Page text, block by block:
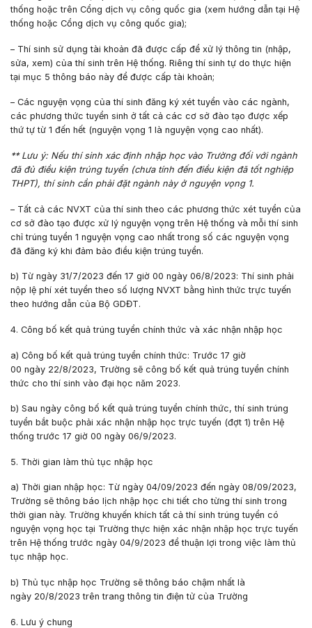
thống hoặc trên Cổng dịch vụ công quốc gia (xem hướng dẫn tại Hệ
thống hoặc Cổng dịch vụ công quốc gia);
– Thí sinh sử dụng tài khoản đã được cấp để xử lý thông tin (nhập,
sửa, xem) của thí sinh trên Hệ thống. Riêng thí sinh tự do thực hiện
tại mục 5 thông báo này để được cấp tài khoản;
– Các nguyện vọng của thí sinh đăng ký xét tuyển vào các ngành,
các phương thức tuyển sinh ở tất cả các cơ sở đào tạo được xếp
thứ tự từ 1 đến hết (nguyện vọng 1 là nguyện vọng cao nhất).
** Lưu ý: Nếu thí sinh xác định nhập học vào Trường đối với ngành
đã đủ điều kiện trúng tuyển (chưa tính đến điều kiện đã tốt nghiệp
THPT), thí sinh cần phải đặt ngành này ở nguyện vọng 1.
– Tất cả các NVXT của thí sinh theo các phương thức xét tuyển của
cơ sở đào tạo được xử lý nguyện vọng trên Hệ thống và mỗi thí sinh
chỉ trúng tuyển 1 nguyện vọng cao nhất trong số các nguyện vọng
đã đăng ký khi đảm bảo điều kiện trúng tuyển.
b) Từ ngày 31/7/2023 đến 17 giờ 00 ngày 06/8/2023: Thí sinh phải
nộp lệ phí xét tuyển theo số lượng NVXT bằng hình thức trực tuyến
theo hướng dẫn của Bộ GDĐT.
4. Công bố kết quả trúng tuyển chính thức và xác nhận nhập học
a) Công bố kết quả trúng tuyển chính thức: Trước 17 giờ
00 ngày 22/8/2023, Trường sẽ công bố kết quả trúng tuyển chính
thức cho thí sinh vào đại học năm 2023.
b) Sau ngày công bố kết quả trúng tuyển chính thức, thí sinh trúng
tuyển bắt buộc phải xác nhận nhập học trực tuyến (đợt 1) trên Hệ
thống trước 17 giờ 00 ngày 06/9/2023.
5. Thời gian làm thủ tục nhập học
a) Thời gian nhập học: Từ ngày 04/09/2023 đến ngày 08/09/2023,
Trường sẽ thông báo lịch nhập học chi tiết cho từng thí sinh trong
thời gian này. Trường khuyến khích tất cả thí sinh trúng tuyển có
nguyện vọng học tại Trường thực hiện xác nhận nhập học trực tuyến
trên Hệ thống trước ngày 04/9/2023 để thuận lợi trong việc làm thủ
tục nhập học.
b) Thủ tục nhập học Trường sẽ thông báo chậm nhất là
ngày 20/8/2023 trên trang thông tin điện tử của Trường
6. Lưu ý chung